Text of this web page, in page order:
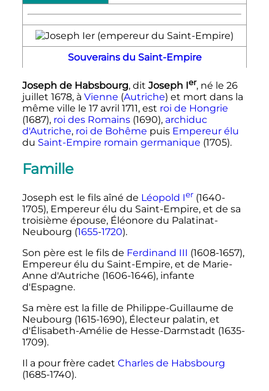
Souverains du Saint-Empire
Joseph de Habsbourg, dit Joseph Ier, né le 26
juillet 1678, à Vienne (Autriche) et mort dans la
même ville le 17 avril 1711, est roi de Hongrie
(1687), roi des Romains(1690), archiduc
d'Autriche, roi de Bohême puis Empereur élu
du Saint-Empire romain germanique (1705).
Famille
Joseph est le fils aîné de Léopold Ier(1640-
1705), Empereur élu du Saint-Empire, et de sa
troisième épouse, Éléonore du Palatinat-
Neubourg (1655-1720).
Son père est le fils de Ferdinand III (1608-1657),
Empereur élu du Saint-Empire, et de Marie-
Anne d'Autriche (1606-1646), infante
d'Espagne.
Sa mère est la fille de Philippe-Guillaume de
Neubourg (1615-1690), Électeur palatin, et
d'Élisabeth-Amélie de Hesse-Darmstadt (1635-
1709).
Il a pour frère cadet Charles de Habsbourg
(1685-1740).